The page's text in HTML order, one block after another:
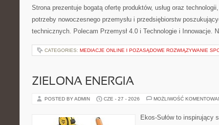
Strona prezentuje bogatą ofertę produktów, usług oraz
potrzeby nowoczesnego przemysłu i przedsiębiorstw
technicznych. Polecam Przemysł 4.0 i Technologie i Innowacje.
CATEGORIES: MEDIACJE ONLINE I POZASĄDOWE ROZWIĄZYWANIE
ZIELONA ENERGIA
POSTED BY ADMIN CZE - 27 - 2026 MOŻLIWOŚĆ
Ekos-Sułów to inspirujący